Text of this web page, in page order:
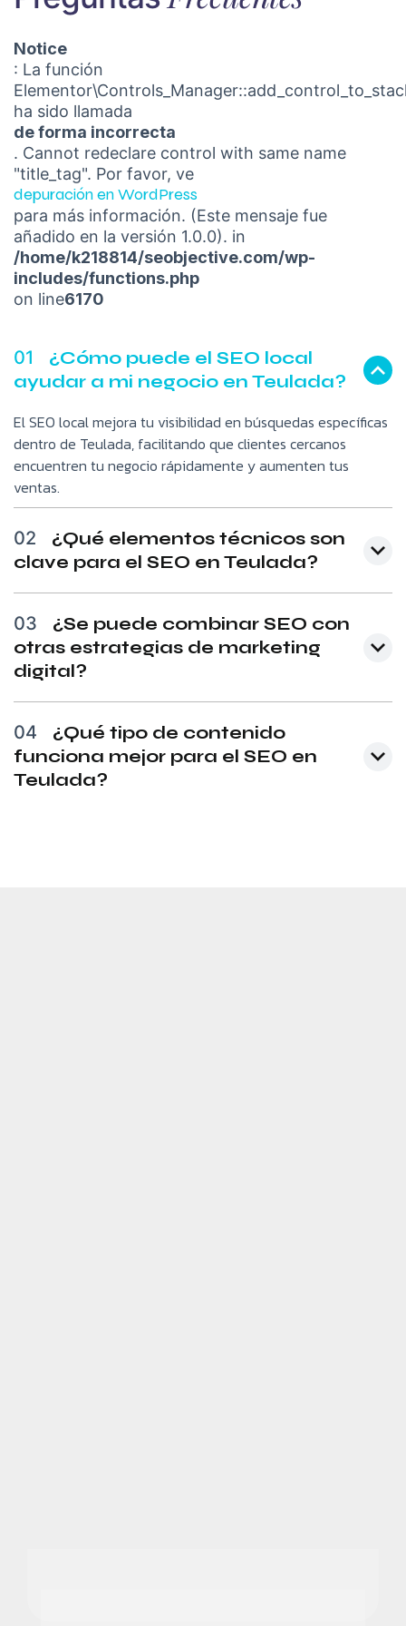
Notice
: La función
ha sido llamada
de forma incorrecta
. Cannot redeclare control with same name
"title_tag". Por favor, ve
depuración en WordPress
para más información. (Este mensaje fue
añadido en la versión 1.0.0). in
/home/k218814/seobjective.com/wp-
includes/functions.php
on line6170
01
¿Cómo puede el SEO local
ayudar a mi negocio en Teulada?
El SEO local mejora tu visibilidad en búsquedas específicas
dentro de Teulada, facilitando que clientes cercanos
encuentren tu negocio rápidamente y aumenten tus
ventas.
02
¿Qué elementos técnicos son
clave para el SEO en Teulada?
03
¿Se puede combinar SEO con
otras estrategias de marketing
digital?
04
¿Qué tipo de contenido
funciona mejor para el SEO en
Teulada?